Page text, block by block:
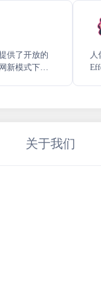
供了开放的
新模式下的
关于我们